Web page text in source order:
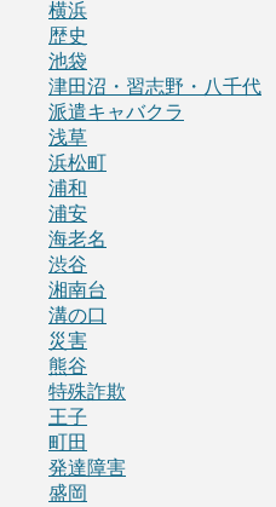
横浜
歴史
池袋
津田沼・習志野・八千代
派遣キャバクラ
浅草
浜松町
浦和
浦安
海老名
渋谷
湘南台
溝の口
災害
熊谷
特殊詐欺
王子
町田
発達障害
盛岡